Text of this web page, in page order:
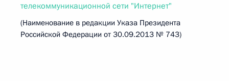
телекоммуникационной сети "Интернет"
(Наименование в редакции Указа Президента
Российской Федерации от 30.09.2013 № 743)